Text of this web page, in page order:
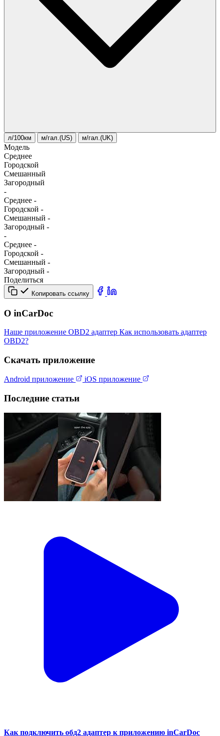
л/100км м/гал.(US) м/гал.(UK)
Модель
Среднее
Городской
Смешанный
Загородный
-
Среднее -
Городской -
Смешанный -
Загородный -
-
Среднее -
Городской -
Смешанный -
Загородный -
Поделиться
Копировать ссылку
О inCarDoc
Наше приложение OBD2 адаптер Как использовать адаптер
OBD2?
Скачать приложение
Android приложение iOS приложение
Последние статьи
Как подключить обд2 адаптер к приложению inCarDoc